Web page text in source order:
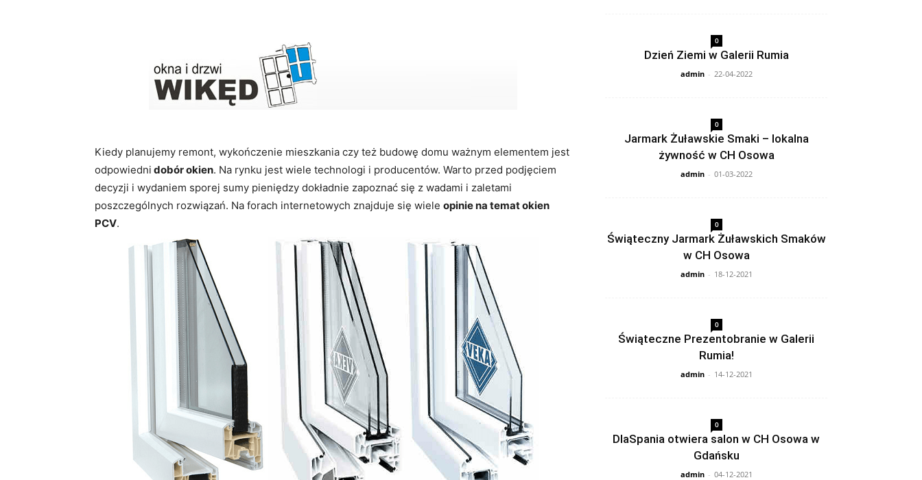
Kiedy planujemy remont, wykończenie mieszkania czy też budowę domu ważnym elementem jest
odpowiedni dobór okien. Na rynku jest wiele technologi i producentów. Warto przed podjęciem
decyzji i wydaniem sporej sumy pieniędzy dokładnie zapoznać się z wadami i zaletami
poszczególnych rozwiązań. Na forach internetowych znajduje się wiele opinie na temat okien
PCV.
0
Dzień Ziemi w Galerii Rumia
admin - 22-04-2022
0
Jarmark Żuławskie Smaki – lokalna
żywność w CH Osowa
admin - 01-03-2022
0
Świąteczny Jarmark Żuławskich Smaków
w CH Osowa
admin - 18-12-2021
0
Świąteczne Prezentobranie w Galerii
Rumia!
admin - 14-12-2021
0
DlaSpania otwiera salon w CH Osowa w
Gdańsku
admin - 04-12-2021